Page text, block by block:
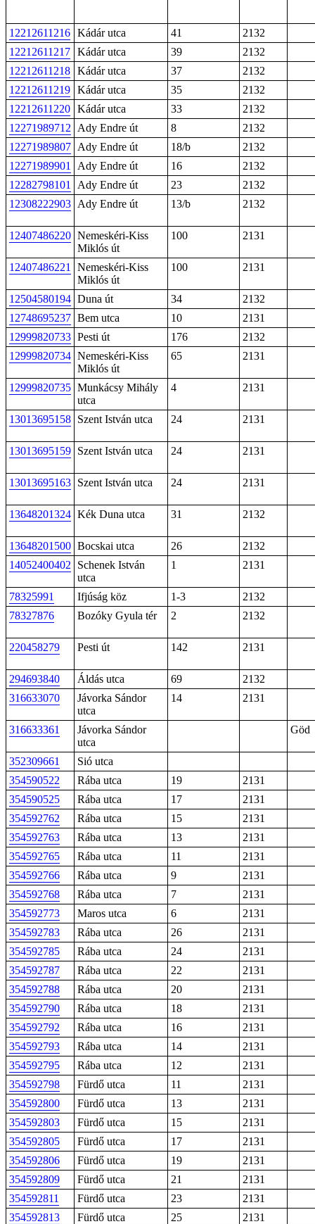
12212611216 Kádár utca 41
2132
12212611217 Kádár utca 39
2132
12212611218 Kádár utca 37
2132
12212611219 Kádár utca 35
2132
12212611220 Kádár utca 33
2132
12271989712
Ady Endre út 8
2132
12271989807 Ady Endre út 18/b
2132
12271989901
Ady Endre út 16
2132
12282798101
Ady Endre út 23
2132
12308222903 Ady Endre út 13/b 2132
12407486220 Nemeskéri-Kiss
Miklós út
100 2131
12407486221
Nemeskéri-Kiss
Miklós út
100 2131
12504580194 Duna út 34
2132
12748695237 Bem utca 10
2131
12999820733 Pesti út 176
2132
12999820734 Nemeskéri-Kiss
Miklós út
65 2131
12999820735 Munkácsy Mihály
utca
4 2131
13013695158 Szent István utca 24 2131
13013695159 Szent István utca 24 2131
13013695163 Szent István utca 24 2131
13648201324 Kék Duna utca 31 2132
13648201500 Bocskai utca 26
2132
14052400402
Schenek István
utca
1 2131
78325991 Ifjúság köz 1-3
2132
78327876
Bozóky Gyula tér 2 2132
220458279 Pesti út 142 2131
294693840 Áldás utca 69
2132
316633070
Jávorka Sándor
utca
14 2131
316633361
Jávorka Sándor
utca
Göd
352309661
Sió utca
354590522
Rába utca 19
2131
354590525
Rába utca 17
2131
354592762
Rába utca 15
2131
354592763
Rába utca 13
2131
354592765
Rába utca 11
2131
354592766
Rába utca 9
2131
354592768
Rába utca 7
2131
354592773
Maros utca 6
2131
354592783
Rába utca 26
2131
354592785
Rába utca 24
2131
354592787
Rába utca 22
2131
354592788
Rába utca 20
2131
354592790
Rába utca 18
2131
354592792
Rába utca 16
2131
354592793
Rába utca 14
2131
354592795
Rába utca 12
2131
354592798
Fürdő utca 11
2131
354592800
Fürdő utca 13
2131
354592803
Fürdő utca 15
2131
354592805
Fürdő utca 17
2131
354592806
Fürdő utca 19
2131
354592809
Fürdő utca 21
2131
354592811
Fürdő utca 23
2131
354592813
Fürdő utca 25
2131